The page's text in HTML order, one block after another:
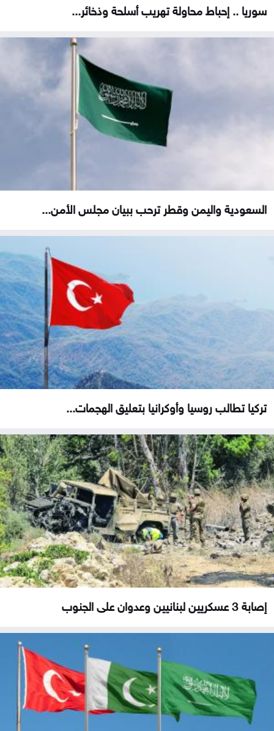
سوريا .. إحباط محاولة تهريب أسلحة وذخائر...
السعودية واليمن وقطر ترحب ببيان مجلس الأمن...
تركيا تطالب روسيا وأوكرانيا بتعليق الهجمات...
إصابة 3 عسكريين لبنانيين وعدوان على الجنوب